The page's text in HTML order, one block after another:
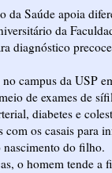
da Saúde apoia
da
diagnóstico
no campus da USP
de exames de
diabetes e
com os casais para
nascimento do filho.
o homem tende